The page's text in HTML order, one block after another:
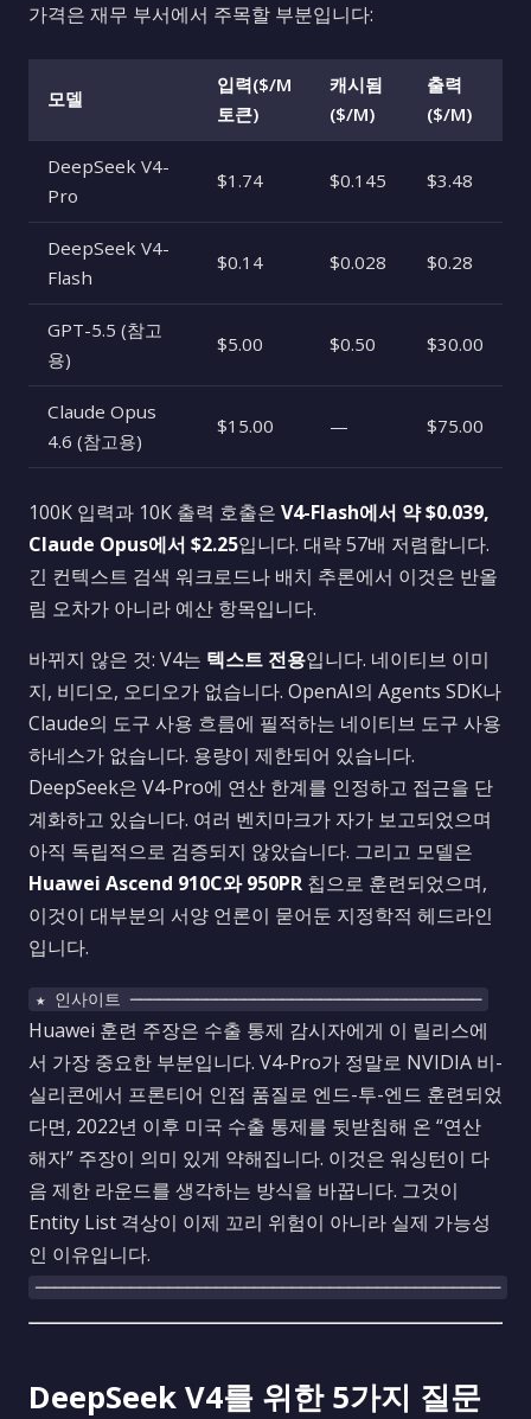
가격은 재무 부서에서 주목할 부분입니다:
모델
입력($/M
토큰)
캐시됨
($/M)
출력
($/M)
DeepSeek V4-
Pro
$1.74 $0.145 $3.48
DeepSeek V4-
Flash
$0.14 $0.028 $0.28
GPT-5.5 (참고
용)
$5.00 $0.50 $30.00
Claude Opus
4.6 (참고용)
$15.00 — $75.00
100K 입력과 10K 출력 호출은 V4-Flash에서 약 $0.039,
Claude Opus에서 $2.25입니다. 대략 57배 저렴합니다.
긴 컨텍스트 검색 워크로드나 배치 추론에서 이것은 반올
림 오차가 아니라 예산 항목입니다.
바뀌지 않은 것: V4는 텍스트 전용입니다. 네이티브 이미
지, 비디오, 오디오가 없습니다. OpenAI의 Agents SDK나
Claude의 도구 사용 흐름에 필적하는 네이티브 도구 사용
하네스가 없습니다. 용량이 제한되어 있습니다.
DeepSeek은 V4-Pro에 연산 한계를 인정하고 접근을 단
계화하고 있습니다. 여러 벤치마크가 자가 보고되었으며
아직 독립적으로 검증되지 않았습니다. 그리고 모델은
Huawei Ascend 910C와 950PR 칩으로 훈련되었으며,
이것이 대부분의 서양 언론이 묻어둔 지정학적 헤드라인
입니다.
★ 인사이트 ─────────────────────────────────────
Huawei 훈련 주장은 수출 통제 감시자에게 이 릴리스에
서 가장 중요한 부분입니다. V4-Pro가 정말로 NVIDIA 비-
실리콘에서 프론티어 인접 품질로 엔드-투-엔드 훈련되었
다면, 2022년 이후 미국 수출 통제를 뒷받침해 온 “연산
해자” 주장이 의미 있게 약해집니다. 이것은 워싱턴이 다
음 제한 라운드를 생각하는 방식을 바꿉니다. 그것이
Entity List 격상이 이제 꼬리 위험이 아니라 실제 가능성
인 이유입니다.
─────────────────────────────────────────────────
DeepSeek V4를 위한 5가지 질문